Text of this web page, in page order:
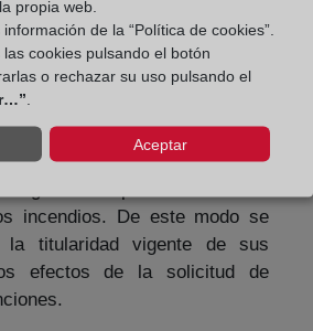
ha perjudicado su
encuentra en el área del
permite también obtener la
de las fincas afectadas, con
la obtención gratuita de las
incendios. De este modo se
la titularidad vigente de sus
efectos de la solicitud de
propia web.
de la “Política de cookies”.
cookies pulsando el botón
o rechazar su uso pulsando el
Aceptar